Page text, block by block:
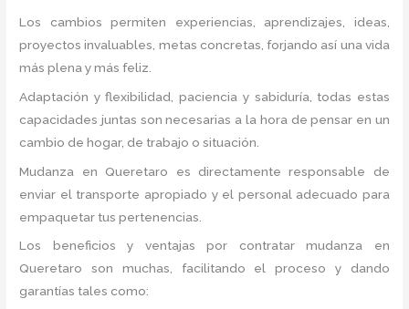
Los cambios permiten experiencias, aprendizajes, ideas,
proyectos invaluables, metas concretas, forjando así una vida
más plena y más feliz.
Adaptación y flexibilidad, paciencia y sabiduría, todas estas
capacidades juntas son necesarias a la hora de pensar en un
cambio de hogar, de trabajo o situación.
Mudanza en Queretaro es directamente responsable de
enviar el transporte apropiado y el personal adecuado para
empaquetar tus pertenencias.
Los beneficios y ventajas por contratar mudanza en
Queretaro
son muchas, facilitando el proceso y dando
garantías tales como: